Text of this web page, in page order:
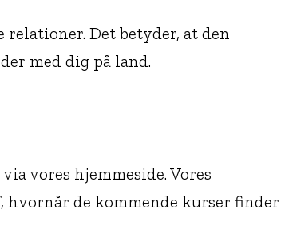
Det betyder, at den
med dig på land.
vores hjemmeside. Vores
hvornår de kommende kurser finder